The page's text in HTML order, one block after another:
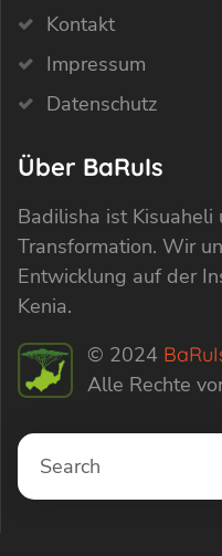
Kontakt
Impressum
Datenschutz
Über BaRuIs
Badilisha ist
Transformation. Wir
Entwicklung auf der
Kenia.
© 2024
Alle Rechte